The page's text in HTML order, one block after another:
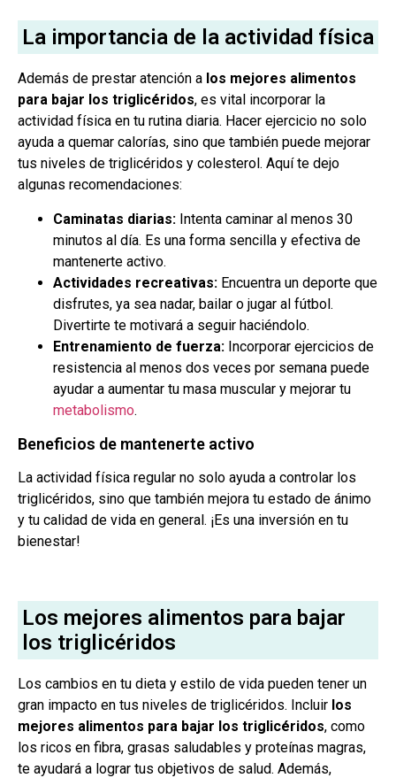
La importancia de la actividad física
Además de prestar atención a los mejores alimentos
para bajar los triglicéridos, es vital incorporar la
actividad física en tu rutina diaria. Hacer ejercicio no solo
ayuda a quemar calorías, sino que también puede mejorar
tus niveles de triglicéridos y colesterol. Aquí te dejo
algunas recomendaciones:
Caminatas diarias: Intenta caminar al menos 30
minutos al día. Es una forma sencilla y efectiva de
mantenerte activo.
Actividades recreativas: Encuentra un deporte que
disfrutes, ya sea nadar, bailar o jugar al fútbol.
Divertirte te motivará a seguir haciéndolo.
Entrenamiento de fuerza: Incorporar ejercicios de
resistencia al menos dos veces por semana puede
ayudar a aumentar tu masa muscular y mejorar tu
metabolismo.
Beneficios de mantenerte activo
La actividad física regular no solo ayuda a controlar los
triglicéridos, sino que también mejora tu estado de ánimo
y tu calidad de vida en general. ¡Es una inversión en tu
bienestar!
Los mejores alimentos para bajar
los triglicéridos
Los cambios en tu dieta y estilo de vida pueden tener un
gran impacto en tus niveles de triglicéridos. Incluir los
mejores alimentos para bajar los triglicéridos, como
los ricos en fibra, grasas saludables y proteínas magras,
te ayudará a lograr tus objetivos de salud. Además,